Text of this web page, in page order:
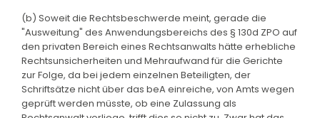
(b) Soweit die Rechtsbeschwerde meint, gerade die
"Ausweitung" des Anwendungsbereichs des § 130d ZPO auf
den privaten Bereich eines Rechtsanwalts hätte erhebliche
Rechtsunsicherheiten und Mehraufwand für die Gerichte
zur Folge, da bei jedem einzelnen Beteiligten, der
Schriftsätze nicht über das beA einreiche, von Amts wegen
geprüft werden müsste, ob eine Zulassung als